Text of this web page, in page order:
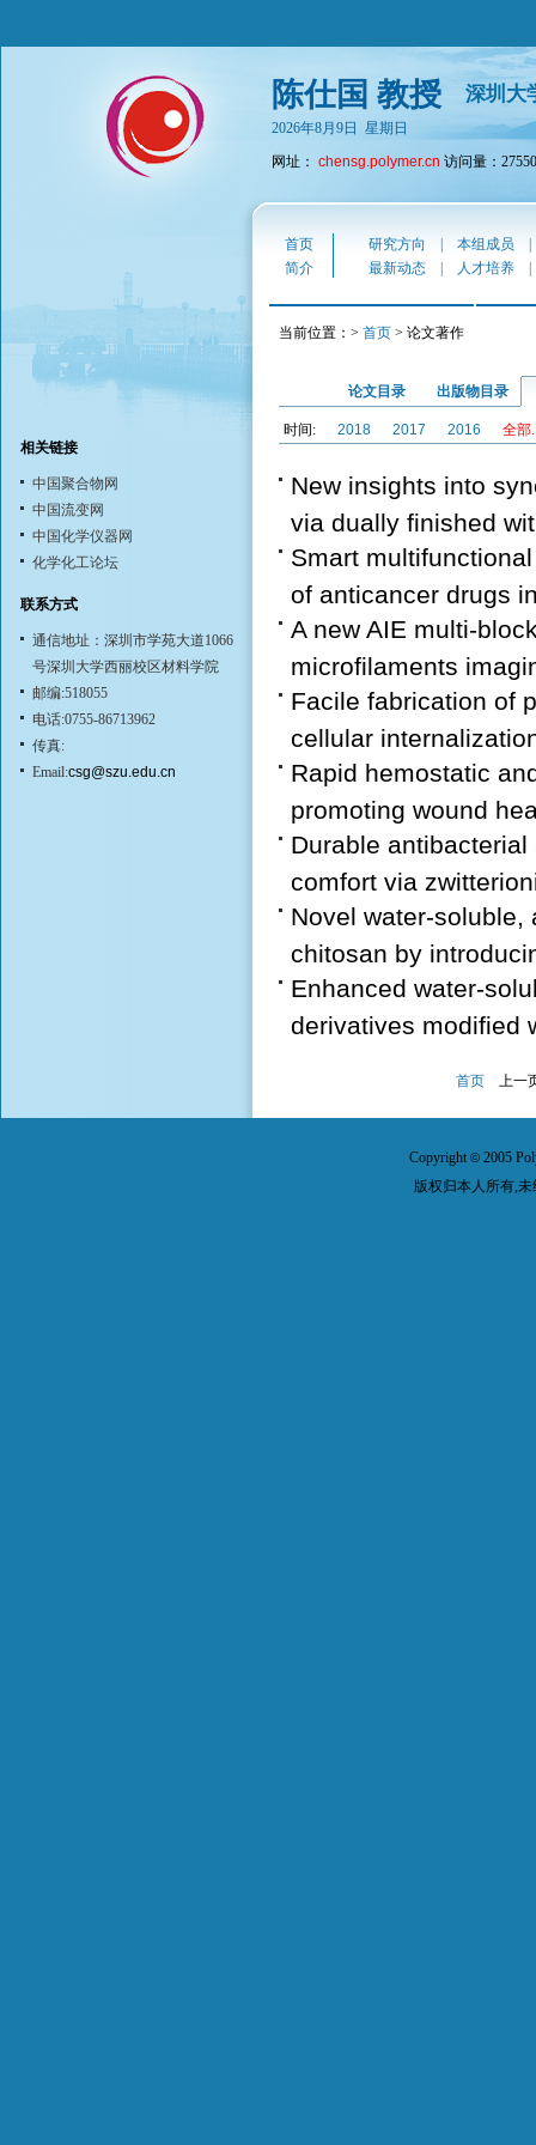
陈仕国 教授 深圳大
2026年8月9日 星期日
网址： chensg.polymer.cn 访问量：
相关链接
中国聚合物网
中国流变网
中国化学仪器网
化学化工论坛
联系方式
通信地址：深圳市学苑大道1066
号深圳大学西丽校区材料学院
邮编:518055
电话:0755-86713962
传真:
Email:csg@szu.edu.cn
首页 研究方向 本组成员
简介
最新动态 人才培养
当前位置：> 首页 > 论文著作
论文目录 出版物目录
时间: 2018 2017 2016 全部
New insights into
via dually finished
Smart
of anticancer drugs
A new AIE multi-
microfilaments
Facile fabrication of
cellular
Rapid hemostatic
promoting wound
Durable
comfort via
Novel water-soluble,
chitosan by
Enhanced water-
derivatives modified
首页 上一
Copyright© 2005
版权归本人所有,